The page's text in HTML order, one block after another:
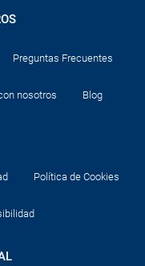
Preguntas Frecuentes
nosotros Blog
Política de Cookies